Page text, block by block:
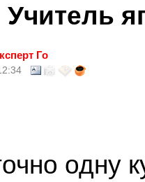
Го
одну